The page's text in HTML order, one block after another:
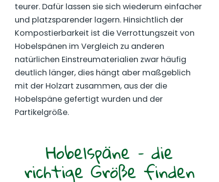
teurer. Dafür lassen sie sich wiederum einfacher
und platzsparender lagern. Hinsichtlich der
Kompostierbarkeit ist die Verrottungszeit von
Hobelspänen im Vergleich zu anderen
natürlichen Einstreumaterialien zwar häufig
deutlich länger, dies hängt aber maßgeblich
mit der Holzart zusammen, aus der die
Hobelspäne gefertigt wurden und der
Partikelgröße.
Hobelspäne – die
richtige Größe finden